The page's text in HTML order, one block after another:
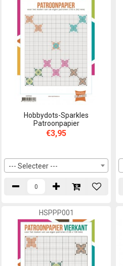
Hobbydots-Sparkles
Patroonpapier
€3,95
--- Selecteer ---
HSPPP001